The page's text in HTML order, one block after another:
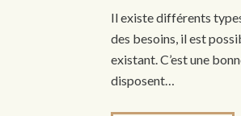
Il existe différents
des besoins, il est
existant. C’est une
disposent…